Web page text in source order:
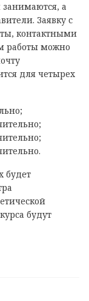
а
Заявку с
контактными
работы можно
для четырех
будет
будут